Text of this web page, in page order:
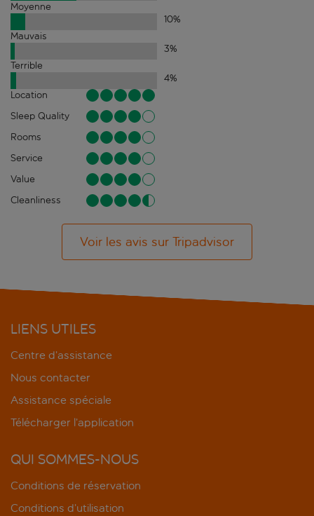
Moyenne
10%
Mauvais
3%
Terrible
4%
Location
Sleep Quality
Rooms
Service
Value
Cleanliness
Voir les avis sur Tripadvisor
LIENS UTILES
Centre d’assistance
Nous contacter
Assistance spéciale
Télécharger l’application
QUI SOMMES-NOUS
Conditions de réservation
Conditions d’utilisation